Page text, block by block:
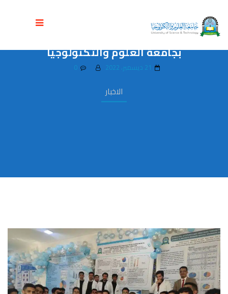
الاخبار
معرض التدريب الميداني الثاني لطلاب
وطالبات المستوى الثالث طب وجراحة
بجامعة العلوم والتكنولوجيا
0